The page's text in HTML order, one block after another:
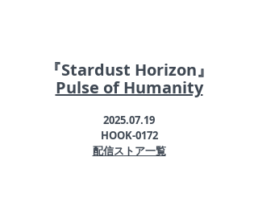
『Stardust Horizon』
Pulse of Humanity
2025.07.19
HOOK-0172
配信ストア一覧